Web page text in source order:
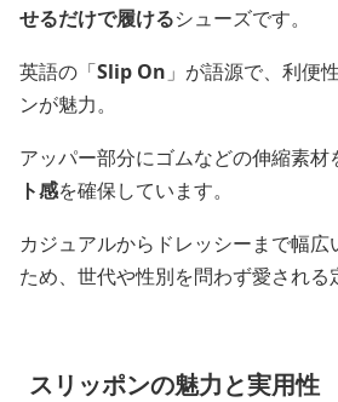
せるだけで履けるシューズです。
英語の「Slip On 」が語源で、利便
ンが魅力。
アッパー部分にゴムなどの伸縮素材
ト感を確保しています。
カジュアルからドレッシーまで幅広
ため、世代や性別を問わず愛される
スリッポンの魅力と実用性